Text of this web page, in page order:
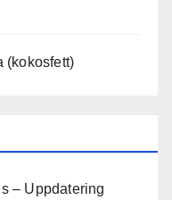
(kokosfett)
– Uppdatering